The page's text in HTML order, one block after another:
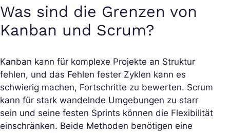
Was sind die Grenzen von
Kanban und Scrum?
Kanban kann für komplexe Projekte an Struktur
fehlen, und das Fehlen fester Zyklen kann es
schwierig machen, Fortschritte zu bewerten. Scrum
kann für stark wandelnde Umgebungen zu starr
sein und seine festen Sprints können die Flexibilität
einschränken. Beide Methoden benötigen eine